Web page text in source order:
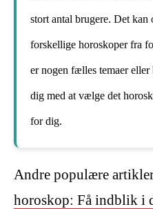
stort antal brugere. Det
forskellige horoskoper fra
er nogen fælles temaer
dig med at vælge det
for dig.
Andre populære
horoskop: Få indblik i